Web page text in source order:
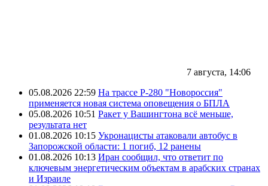
7 августа, 14:06
05.08.2026 22:59 На трассе Р-280 "Новороссия"
применяется новая система оповещения о БПЛА
05.08.2026 10:51 Ракет у Вашингтона всё меньше,
результата нет
01.08.2026 10:15 Укронацисты атаковали автобус в
Запорожской области: 1 погиб, 12 ранены
01.08.2026 10:13 Иран сообщил, что ответит по
ключевым энергетическим объектам в арабских странах
и Израиле